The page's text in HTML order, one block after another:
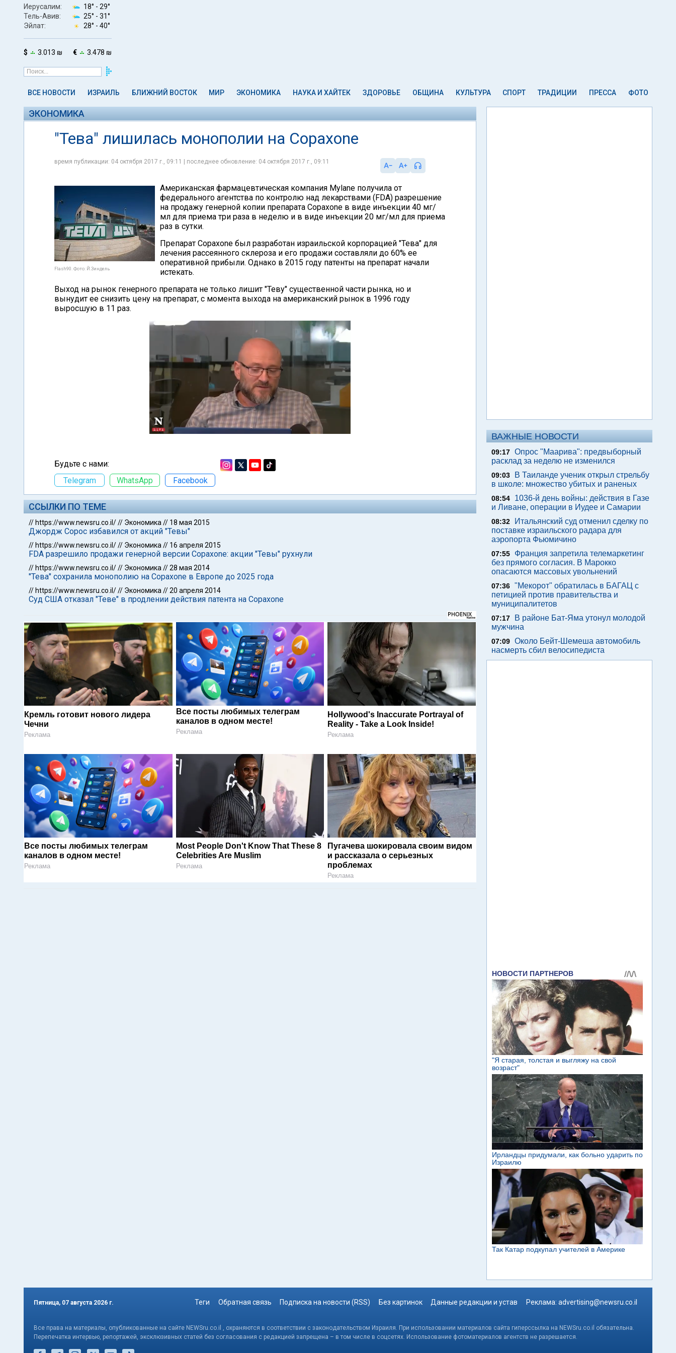
Иерусалим: 18° - 29°
Тель-Авив:
25° - 31°
Эйлат:
28° - 40°
$ 3.013 ₪ € 3.478 ₪
ВСЕ НОВОСТИ ИЗРАИЛЬ БЛИЖНИЙ ВОСТОК МИР ЭКОНОМИКА НАУКА И ХАЙТЕК ЗДОРОВЬЕ ОБЩИНА КУЛЬТУРА СПОРТ ТРАДИЦИИ ПРЕССА ФОТО
ЭКОНОМИКА
"Тева" лишилась монополии на Copaxone
время публикации: 04 октября 2017 г., 09:11 | последнее обновление: 04 октября 2017 г., 09:11
Flash90. Фото: Й.Зиндель
Американская фармацевтическая компания Mylane получила от
федерального агентства по контролю над лекарствами (FDA) разрешение
на продажу генерной копии препарата Copaxone в виде инъекции 40 мг/
мл для приема три раза в неделю и в виде инъекции 20 мг/мл для приема
раз в сутки.
Препарат Copaxone был разработан израильской корпорацией "Тева" для
лечения рассеянного склероза и его продажи составляли до 60% ее
оперативной прибыли. Однако в 2015 году патенты на препарат начали
истекать.
Выход на рынок генерного препарата не только лишит "Теву" существенной части рынка, но и
вынудит ее снизить цену на препарат, с момента выхода на американский рынок в 1996 году
выросшую в 11 раз.
Будьте с нами:
Telegram
WhatsApp Facebook
ССЫЛКИ ПО ТЕМЕ
// https://www.newsru.co.il/// Экономика // 18 мая 2015
Джордж Сорос избавился от акций "Тевы"
// https://www.newsru.co.il/// Экономика // 16 апреля 2015
FDA разрешило продажи генерной версии Copaxone: акции "Тевы" рухнули
// https://www.newsru.co.il/// Экономика //28 мая 2014
"Тева" сохранила монополию на Copaxone в Европе до 2025 года
// https://www.newsru.co.il/// Экономика //20 апреля 2014
Суд США отказал "Теве" в продлении действия патента на Copaxone
Кремль готовит нового лидера
Чечни
Реклама
Все посты любимых телеграм
каналов в одном месте!
Реклама
Hollywood's Inaccurate Portrayal of
Reality - Take a Look Inside!
Реклама
Все посты любимых телеграм
каналов в одном месте!
Реклама
Most People Don't Know That These 8
Celebrities Are Muslim
Реклама
Пугачева шокировала своим видом
и рассказала о серьезных
проблемах
Реклама
ВАЖНЫЕ НОВОСТИ
09:17 Опрос "Mаарива": предвыборный
расклад за неделю не изменился
09:03
В Таиланде ученик открыл стрельбу
в школе: множество убитых и раненых
08:54
1036-й день войны: действия в Газе
и Ливане, операции в Иудее и Самарии
08:32
Итальянский суд отменил сделку по
поставке израильского радара для
аэропорта Фьюмичино
07:55
Франция запретила телемаркетинг
без прямого согласия. В Марокко
опасаются массовых увольнений
07:36 "Мекорот" обратилась в БАГАЦ с
петицией против правительства и
муниципалитетов
07:17
В районе Бат-Яма утонул молодой
мужчина
07:09 Около Бейт-Шемеша автомобиль
насмерть сбил велосипедиста
Пятница, 07 августа 2026 г. Теги Обратная связь Подписка на новости (RSS) Без картинок Данные редакции и устав Реклама: advertising@newsru.co.il
Все права на материалы, опубликованные на сайте NEWSru.co.il , охраняются в соответствии с законодательством Израиля. При использовании материалов сайта гиперссылка на NEWSru.co.il обязательна.
Перепечатка интервью, репортажей, эксклюзивных статей без согласования с редакцией запрещена – в том числе в соцсетях. Использование фотоматериалов агентств не разрешается.